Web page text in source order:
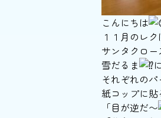
こんにちは
１１月のレ
サンタクロー
雪だるま
それぞれのパ
紙コップに
「目が逆だ〜